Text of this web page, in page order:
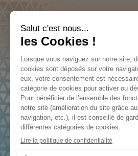
Découvrez nos